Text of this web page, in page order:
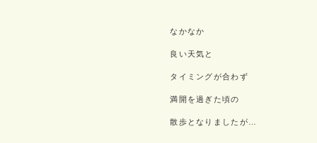
なかなか
良い天気と
タイミングが合わず
満開を過ぎた頃の
散歩となりましたが…